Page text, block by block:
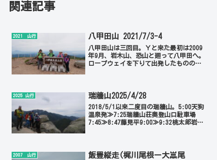
関連記事
2021 山行 八甲田山 2021/7/3-4
八甲田山は三回目。Ｙと来た最初は2009
年9月、岩木山、恐山と廻って八甲田へ。
ロープウェイを下りて出発したものの、
い。しかし、これはつま...
2025 山行 瑞牆山2025/4/28
2018/5/1以来二度目の瑞牆山。5:00天狗
温泉発≫7:25瑞牆山荘奥登山口駐車場
7:45≫8:47藤見平9:00≫9:32桃太郎岩
2007 山行
飯豊縦走(梶川尾根ー大嵓尾